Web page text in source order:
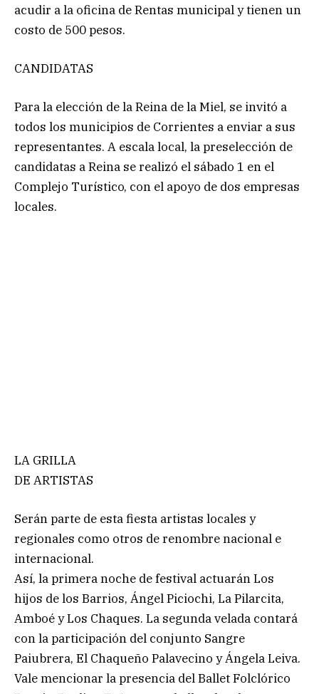
acudir a la oficina de Rentas municipal y tienen un
costo de 500 pesos.
CANDIDATAS
Para la elección de la Reina de la Miel, se invitó a
todos los municipios de Corrientes a enviar a sus
representantes. A escala local, la preselección de
candidatas a Reina se realizó el sábado 1 en el
Complejo Turístico, con el apoyo de dos empresas
locales.
LA GRILLA
DE ARTISTAS
Serán parte de esta fiesta artistas locales y
regionales como otros de renombre nacional e
internacional.
Así, la primera noche de festival actuarán Los
hijos de los Barrios, Ángel Piciochi, La Pilarcita,
Amboé y Los Chaques. La segunda velada contará
con la participación del conjunto Sangre
Paiubrera, El Chaqueño Palavecino y Ángela Leiva.
Vale mencionar la presencia del Ballet Folclórico